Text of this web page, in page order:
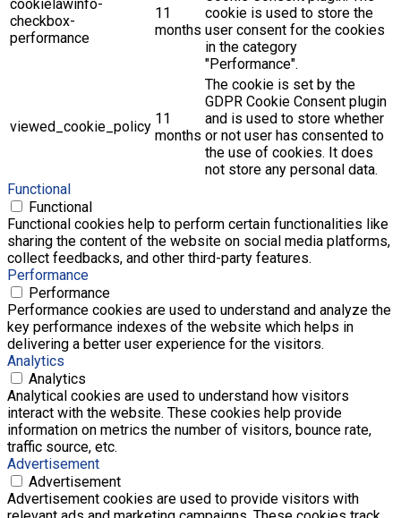
cookielawinfo-
checkbox-
performance
11
months
cookie is used to store the
user consent for the cookies
in the category
"Performance".
viewed_cookie_policy 11
months
The cookie is set by the
GDPR Cookie Consent plugin
and is used to store whether
or not user has consented to
the use of cookies. It does
not store any personal data.
Functional
Functional
Functional cookies help to perform certain functionalities like
sharing the content of the website on social media platforms,
collect feedbacks, and other third-party features.
Performance
Performance
Performance cookies are used to understand and analyze the
key performance indexes of the website which helps in
delivering a better user experience for the visitors.
Analytics
Analytics
Analytical cookies are used to understand how visitors
interact with the website. These cookies help provide
information on metrics the number of visitors, bounce rate,
traffic source, etc.
Advertisement
Advertisement
Advertisement cookies are used to provide visitors with